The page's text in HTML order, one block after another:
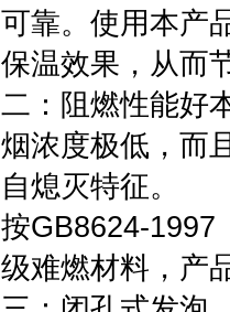
可靠。使用本产
保温效果，从而
二：阻燃性能好
烟浓度极低，而
自熄灭特征。
按GB8624-1997
级难燃材料，产